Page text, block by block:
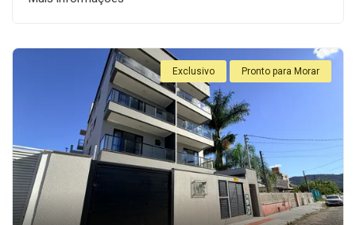
Exclusivo Pronto para Morar